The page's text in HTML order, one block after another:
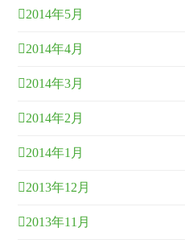
2014年5月
2014年4月
2014年3月
2014年2月
2014年1月
2013年12月
2013年11月